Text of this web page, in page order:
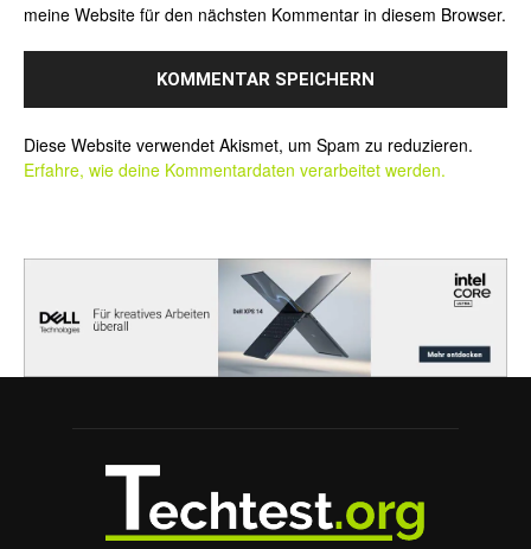
meine Website für den nächsten Kommentar in diesem Browser.
Diese Website verwendet Akismet, um Spam zu reduzieren.
Erfahre, wie deine Kommentardaten verarbeitet werden.